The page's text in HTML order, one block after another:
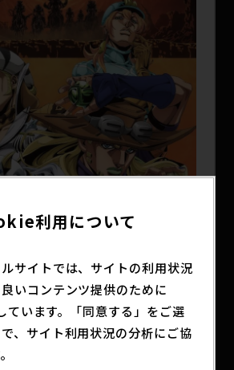
利用について
サイトでは、サイトの利用状況
いコンテンツ提供のために
います。「同意する」をご選
、サイト利用状況の分析にご協